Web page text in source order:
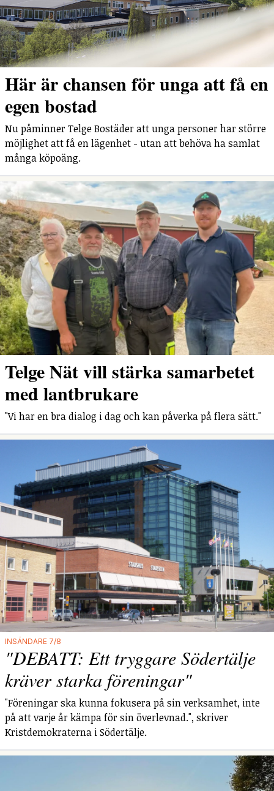
Här är chansen för unga att få en
egen bostad
Nu påminner Telge Bostäder att unga personer har större
möjlighet att få en lägenhet - utan att behöva ha samlat
många köpoäng.
Telge Nät vill stärka samarbetet
med lantbrukare
"Vi har en bra dialog i dag och kan påverka på flera sätt."
INSÄNDARE 7/8
"DEBATT: Ett tryggare Södertälje
kräver starka föreningar"
"Föreningar ska kunna fokusera på sin verksamhet, inte
på att varje år kämpa för sin överlevnad.", skriver
Kristdemokraterna i Södertälje.